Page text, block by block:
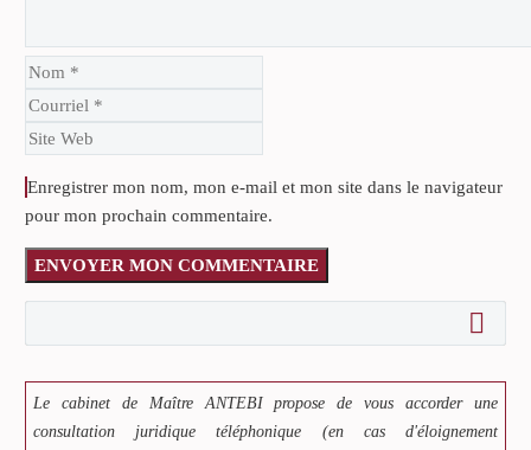
Enregistrer mon nom, mon e-mail et mon site dans le navigateur
pour mon prochain commentaire.
ENVOYER MON COMMENTAIRE
Le cabinet de Maître ANTEBI propose de vous accorder une
consultation juridique téléphonique (en cas d'éloignement